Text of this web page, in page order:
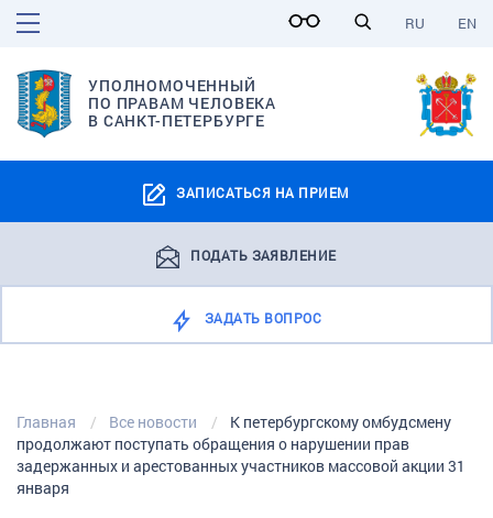
EN
RU
УПОЛНОМОЧЕННЫЙ
ПО ПРАВАМ ЧЕЛОВЕКА
В САНКТ-ПЕТЕРБУРГЕ
ЗАПИСАТЬСЯ НА ПРИЕМ
ПОДАТЬ ЗАЯВЛЕНИЕ
ЗАДАТЬ ВОПРОС
Главная Все новости
К петербургскому омбудсмену
продолжают поступать обращения о нарушении прав
задержанных и арестованных участников массовой акции 31
января